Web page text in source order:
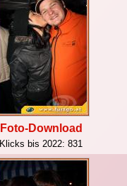
Foto-Download
Klicks bis 2022: 831